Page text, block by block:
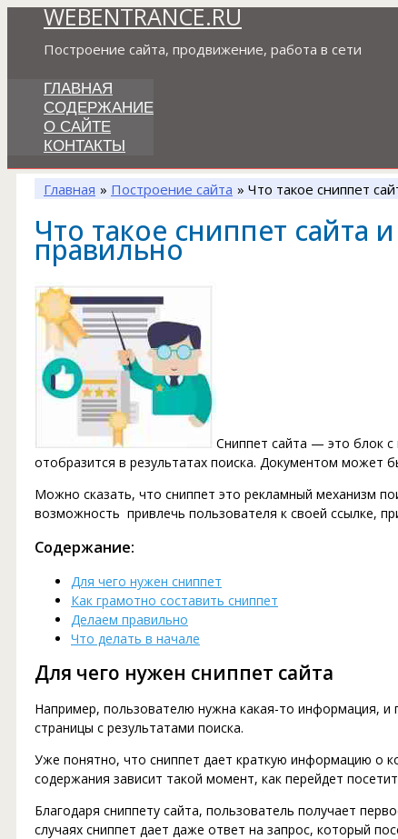
Перейти
содержимому
WEBENTRANCE.RU
Построение сайта, продвижение, работа в сети
ГЛАВНАЯ
СОДЕРЖАНИЕ
О САЙТЕ
КОНТАКТЫ
Главная Построение сайта Что такое сниппет
Что такое сниппет сайта
правильно
Сниппет сайта — это блок
отобразится в результатах поиска. Документом может
Можно сказать, что сниппет это рекламный механизм
возможность привлечь пользователя к своей ссылке,
Содержание:
Для чего нужен сниппет
Как грамотно составить сниппет
Делаем правильно
Что делать в начале
Для чего нужен сниппет сайта
Например, пользователю нужна какая-то информация, и
страницы с результатами поиска.
Уже понятно, что сниппет дает краткую информацию о
содержания зависит такой момент, как перейдет
Благодаря сниппету сайта, пользователь получает
случаях сниппет дает даже ответ на запрос, который